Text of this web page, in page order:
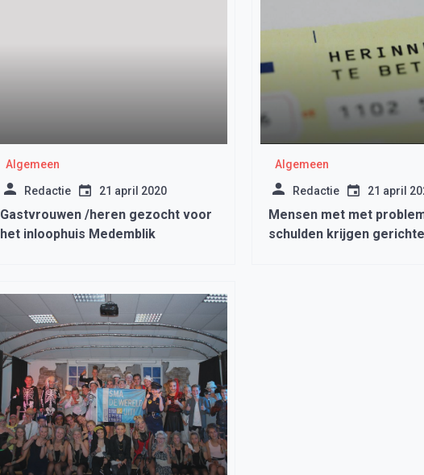
Algemeen
Redactie 21 april 2020
Gastvrouwen /heren gezocht voor
het inloophuis Medemblik
Algemeen
Redactie 21 april
Mensen met met
schulden krijgen